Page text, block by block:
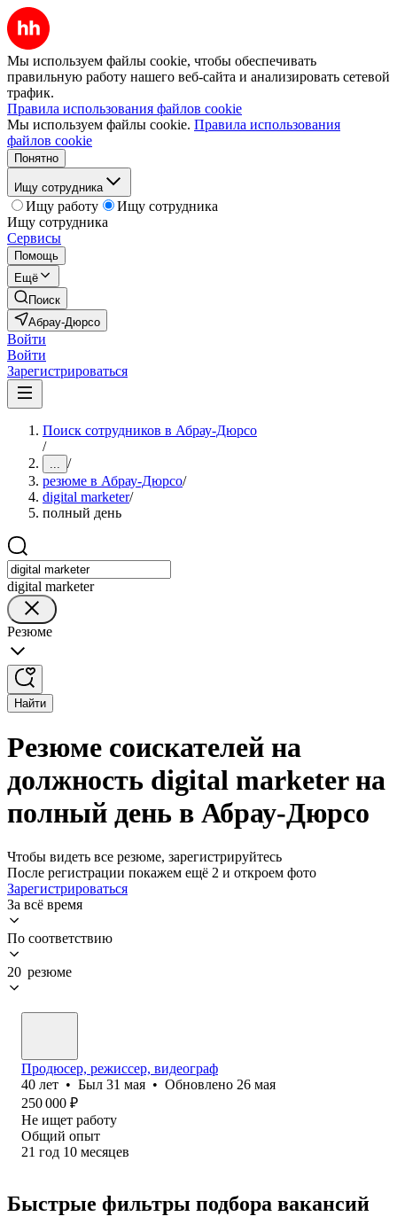
Мы используем файлы cookie, чтобы обеспечивать
правильную работу нашего веб-сайта и анализировать сетевой
трафик.
Правила использования файлов cookie
Мы используем файлы cookie. Правила использования
файлов cookie
Понятно
Ищу сотрудника
Ищу работу
Ищу сотрудника
Ищу сотрудника
Сервисы
Помощь
Ещё
Поиск
Абрау-Дюрсо
Войти
Войти
Зарегистрироваться
Поиск сотрудников в Абрау-Дюрсо
/
... /
резюме в Абрау-Дюрсо/
digital marketer/
полный день
digital marketer
Резюме
Найти
Резюме соискателей на
должность digital marketer на
полный день в Абрау-Дюрсо
Чтобы видеть все резюме, зарегистрируйтесь
После регистрации покажем ещё 2 и откроем фото
Зарегистрироваться
За всё время
По соответствию
20 резюме
Продюсер, режиссер, видеограф
40 лет • Был 31 мая • Обновлено 26 мая
250 000 ₽
Не ищет работу
Общий опыт
21 год 10 месяцев
Быстрые фильтры подбора вакансий